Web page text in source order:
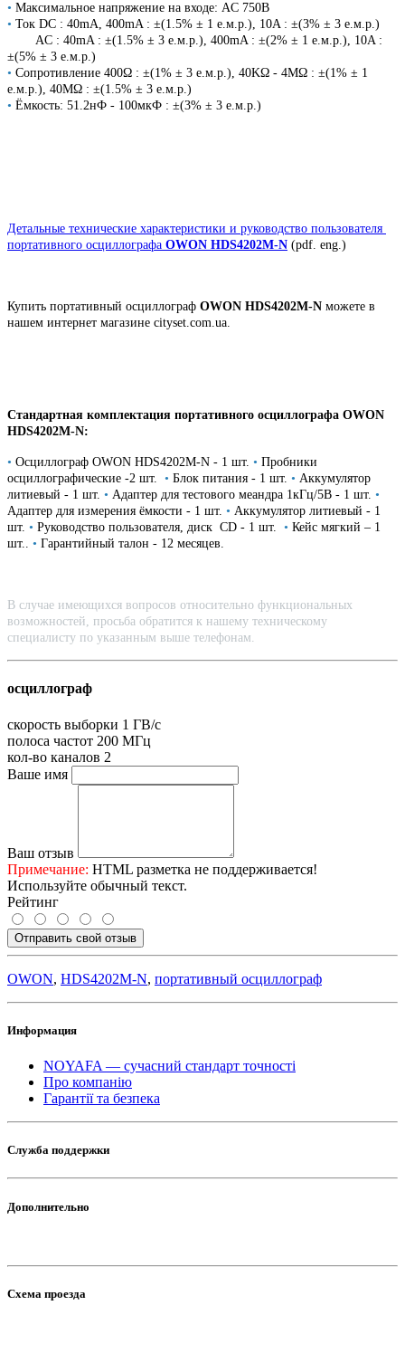
• Максимальное напряжение на входе: AC 750В
• Ток DC : 40mA, 400mA : ±(1.5% ± 1 е.м.р.), 10A : ±(3% ± 3 е.м.р.)
AC : 40mA : ±(1.5% ± 3 е.м.р.), 400mA : ±(2% ± 1 е.м.р.), 10A :
±(5% ± 3 е.м.р.)
• Сопротивление 400Ω : ±(1% ± 3 е.м.р.), 40ΚΩ - 4ΜΩ : ±(1% ± 1
е.м.р.), 40MΩ : ±(1.5% ± 3 е.м.р.)
• Ёмкость: 51.2нФ - 100мкФ : ±(3% ± 3 е.м.р.)
Детальные технические характеристики и руководство пользователя
портативного осциллографа OWON HDS4202M-N (pdf. eng.)
Купить портативный осциллограф OWON HDS4202M-N можете в
нашем интернет магазине cityset.com.ua.
Стандартная комплектация портативного осциллографа OWON
HDS4202M-N:
• Осциллограф OWON HDS4202M-N - 1 шт. • Пробники
осциллографические -2 шт. • Блок питания - 1 шт. • Аккумулятор
литиевый - 1 шт. • Адаптер для тестового меандра 1кГц/5В - 1 шт. •
Адаптер для измерения ёмкости - 1 шт. • Аккумулятор литиевый - 1
шт. • Руководство пользователя, диск CD - 1 шт. • Кейс мягкий – 1
шт.. • Гарантийный талон - 12 месяцев.
В случае имеющихся вопросов относительно функциональных
возможностей, просьба обратится к нашему техническому
специалисту по указанным выше телефонам.
осциллограф
скорость выборки 1 ГВ/с
полоса частот 200 МГц
кол-во каналов 2
Ваше имя
Ваш отзыв
Примечание: HTML разметка не поддерживается!
Используйте обычный текст.
Рейтинг
Отправить свой отзыв
OWON, HDS4202M-N, портативный осциллограф
Информация
NOYAFA — сучасний стандарт точності
Про компанію
Гарантії та безпека
Служба поддержки
Дополнительно
Схема проезда